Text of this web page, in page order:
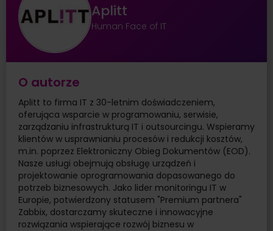
Aplitt
Human Face of IT
O autorze
Aplitt to firma IT z 30-letnim doświadczeniem,
oferująca wsparcie w programowaniu, serwisie,
zarządzaniu infrastrukturą IT i outsourcingu. Wspieramy
klientów w usprawnianiu procesów i redukcji kosztów,
m.in. poprzez Elektroniczny Obieg Dokumentów (EOD).
Nasze usługi obejmują obsługę urządzeń i
projektowanie oprogramowania dopasowanego do
potrzeb biznesowych. Jako lider monitoringu IT w
Europie, potwierdzony statusem "Premium partnera"
Zabbix, dostarczamy skuteczne i innowacyjne
rozwiązania wspierające rozwój biznesu w